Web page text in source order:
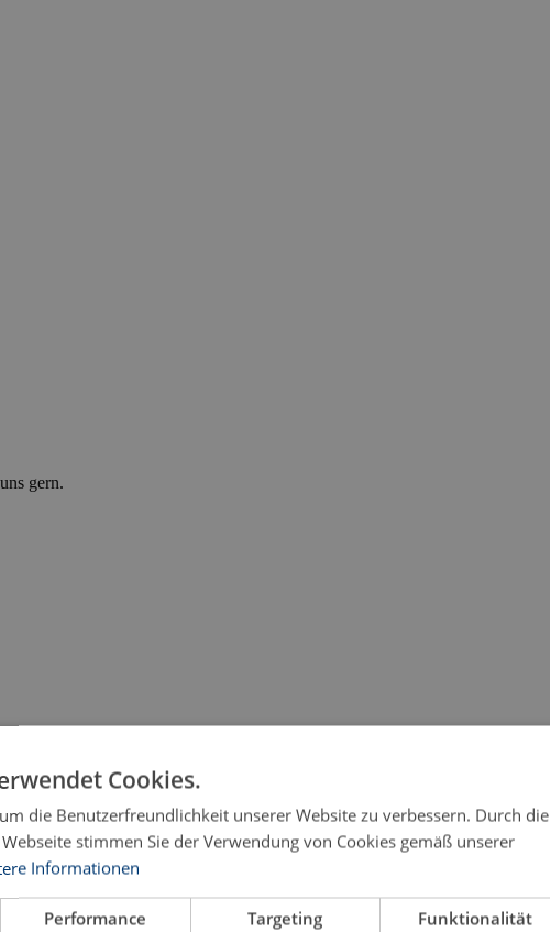
gern.
Cookies.
die Benutzerfreundlichkeit unserer Website zu verbessern. Durch die
stimmen Sie der Verwendung von Cookies gemäß unserer
Informationen
Performance Targeting Funktionalität